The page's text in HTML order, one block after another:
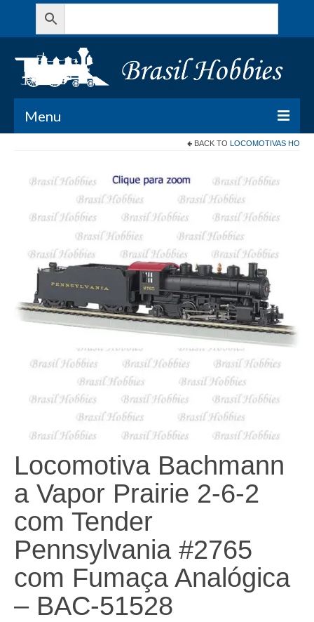
Menu
Meu Carrinho
Minha conta
BACK TO LOCOMOTIVAS HO
Locomotiva Bachmann
a Vapor Prairie 2-6-2
com Tender
Pennsylvania #2765
com Fumaça Analógica
– BAC-51528